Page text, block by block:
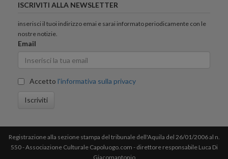
ISCRIVITI ALLA NEWSLETTER
inserisci il tuoi indirizzo emai e sarai informato periodicamente con le
nostre notizie.
Email
Accetto l'informativa sulla privacy
Iscriviti
Registrazione alla sezione stampa del tribunale dell'Aquila del 26/01/2006 al n.
550 - Associazione Culturale Capoluogo.com - direttore responsabile Luca Di
Giacomantonio